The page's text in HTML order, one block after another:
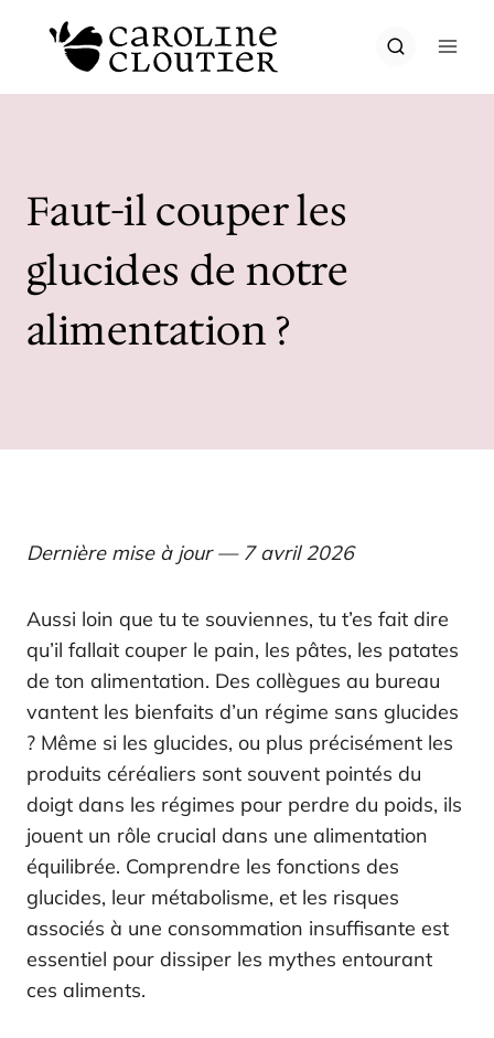
Faut-il couper les
glucides de notre
alimentation ?
Dernière mise à jour — 7 avril 2026
Aussi loin que tu te souviennes, tu t’es fait dire
qu’il fallait couper le pain, les pâtes, les patates
de ton alimentation. Des collègues au bureau
vantent les bienfaits d’un régime sans glucides
? Même si les glucides, ou plus précisément les
produits céréaliers sont souvent pointés du
doigt dans les régimes pour perdre du poids, ils
jouent un rôle crucial dans une alimentation
équilibrée. Comprendre les fonctions des
glucides, leur métabolisme, et les risques
associés à une consommation insuffisante est
essentiel pour dissiper les mythes entourant
ces aliments.